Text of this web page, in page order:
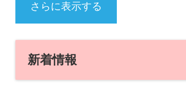
さらに表示する
新着情報